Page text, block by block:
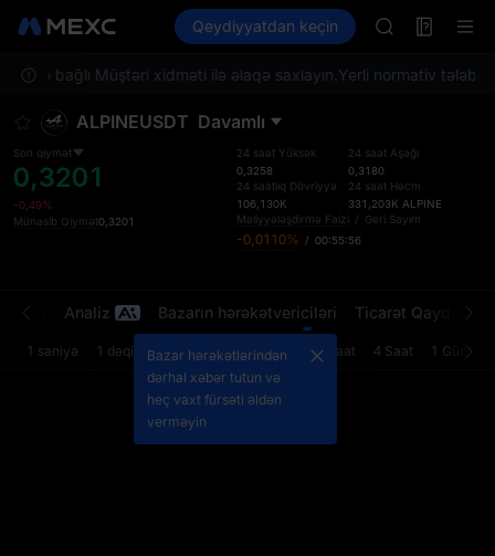
Futures TradFi Information Events
Qeydiyyatdan keçin
SKYAI
SPCX rises
SKYAI
SPCX rises
ilə bağlı Müştəri xidməti ilə əlaqə saxlayın.Yerli normativ
ALPINEUSDT Davamlı
Son qiymət
0,3201
-0,49%
Münasib Qiymət0,3201
24 saat Yüksək
0,3258
24 saatlıq Dövriyyə
106,130K
24 saat Aşağı
0,3180
24 saat Həcm
331,203K ALPINE
Maliyyələşdirmə Faizi / Geri Sayım
-0,0110% / 00:55:56
Analiz Bazarın hərəkətvericiləri Ticarət Qaydaları
1 saniyə 1 dəqiqə 5 dəqiqə 15 dəqiqə 1 Saat 4 Saat 1 Gün
Bazar hərəkətlərindən
dərhal xəbər tutun və
heç vaxt fürsəti əldən
verməyin